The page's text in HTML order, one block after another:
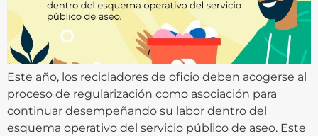
Este año, los recicladores de oficio deben acogerse al
proceso de regularización como asociación para
continuar desempeñando su labor dentro del
esquema operativo del servicio público de aseo. Este